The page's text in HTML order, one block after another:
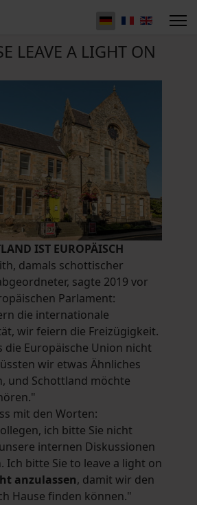
LEAVE A LIGHT ON
IST EUROPÄISCH
damals schottischer
sagte 2019 vor
Parlament:
die internationale
wir feiern die Freizügigkeit.
die Europäische Union nicht
wir etwas Ähnliches
und Schottland möchte
mit den Worten:
ich bitte Sie nicht
internen Diskussionen
Ich bitte Sie to leave a light on
anzulassen, damit wir den
Hause finden können."